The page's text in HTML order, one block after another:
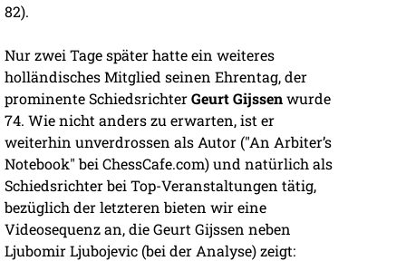
82).
Nur zwei Tage später hatte ein weiteres
holländisches Mitglied seinen Ehrentag, der
prominente SchiedsrichterGeurt Gijssenwurde
74. Wie nicht anders zu erwarten, ist er
weiterhin unverdrossen als Autor ("An Arbiter’s
Notebook" bei ChessCafe.com) und natürlich als
Schiedsrichter bei Top-Veranstaltungen tätig,
bezüglich der letzteren bieten wir eine
Videosequenz an, die Geurt Gijssen neben
Ljubomir Ljubojevic (bei der Analyse) zeigt: